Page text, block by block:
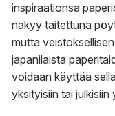
inspiraationsa
näkyy taitettuna
mutta
japanilaista
voidaan käyttää
yksityisiin tai julkisiin